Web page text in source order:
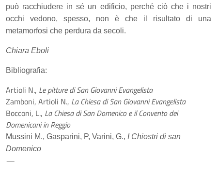
può racchiudere in sé un edificio, perché ciò che i nostri
occhi vedono, spesso, non è che il risultato di una
metamorfosi che perdura da secoli.
Chiara Eboli
Bibliografia:
Artioli N., Le pitture di San Giovanni Evangelista
Zamboni, Artioli N., La Chiesa di San Giovanni Evangelista
Bocconi, L., La Chiesa di San Domenico e il Convento dei
Domenicani in Reggio
Mussini M., Gasparini, P, Varini, G., I Chiostri di san
Domenico
—